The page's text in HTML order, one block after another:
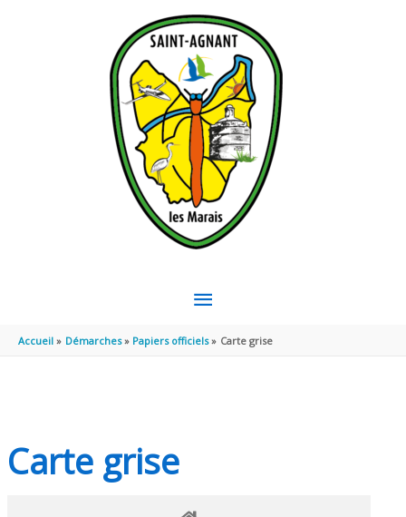
MENU
PRINCIPAL
Accueil Démarches Papiers officiels Carte grise
Carte grise